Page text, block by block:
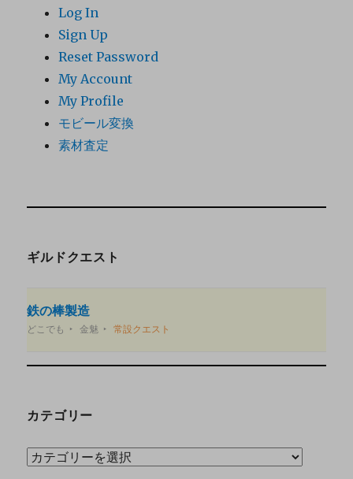
Log In
Sign Up
Reset Password
My Account
My Profile
モビール変換
素材査定
ギルドクエスト
鉄の棒製造
どこでも 金魅 常設クエスト
カテゴリー